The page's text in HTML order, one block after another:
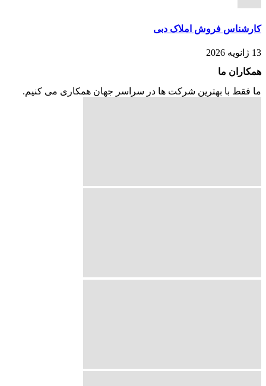
کارشناس فروش املاک دبی
13 ژانویه 2026
همکاران ما
ما فقط با بهترین شرکت ها در سراسر جهان همکاری می کنیم.